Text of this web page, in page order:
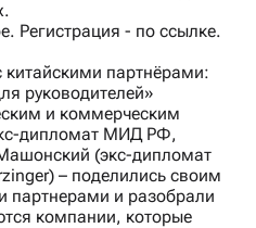
Регистрация - по ссылке.
китайскими партнёрами:
руководителей»
и коммерческим
дипломат МИД РФ,
(экс-дипломат
– поделились своим
партнерами и разобрали
компании, которые